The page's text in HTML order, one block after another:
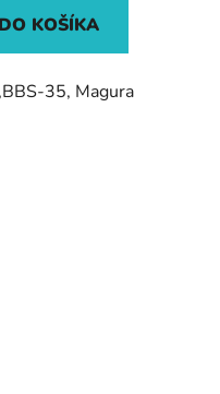
DO KOŠÍKA
35, Magura